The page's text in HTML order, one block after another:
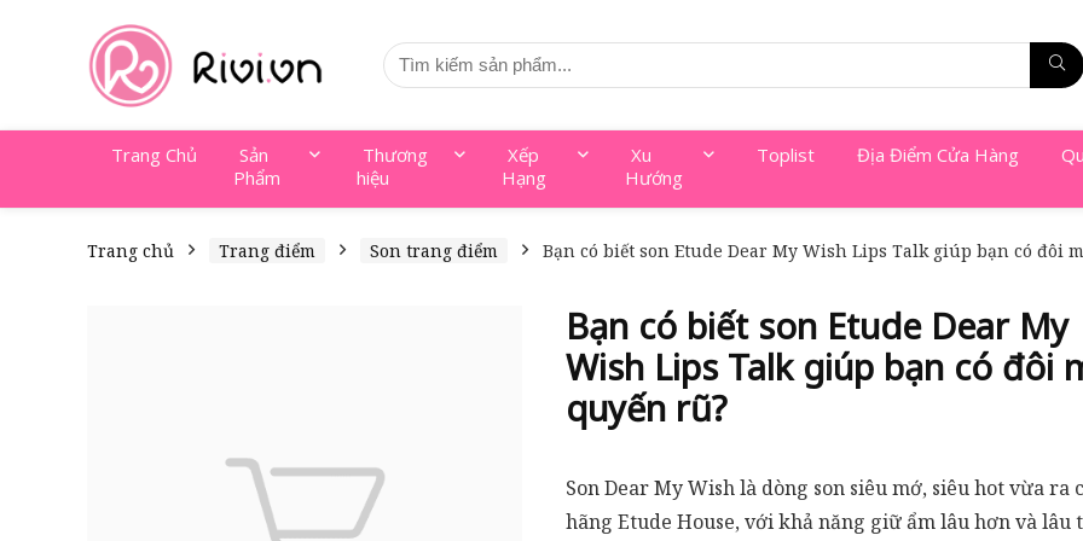
Trang Chủ
Sản
Phẩm
Thương
hiệu
Xếp
Hạng
Xu
Hướng
Toplist Địa Điểm Cửa Hàng
Trang chủ Trang điểm Son trang điểm Bạn có biết son Etude Dear My Wish Lips Talk giúp bạn có đôi
Bạn có biết son Etude Dear My
Wish Lips Talk giúp bạn có đôi
quyến rũ?
Son Dear My Wish là dòng son siêu mớ, siêu hot vừa ra
hãng Etude House, với khả năng giữ ẩm lâu hơn và lâu